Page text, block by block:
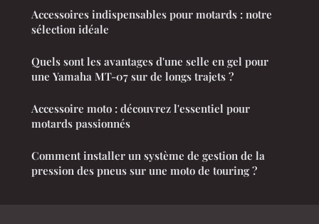
Accessoires indispensables pour motards : notre
sélection idéale
Quels sont les avantages d'une selle en gel pour
une Yamaha MT-07 sur de longs trajets ?
Accessoire moto : découvrez l'essentiel pour
motards passionnés
Comment installer un système de gestion de la
pression des pneus sur une moto de touring ?